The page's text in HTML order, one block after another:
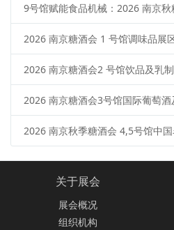
9号馆赋能食品机械：2026 南京
关于展会
展会概况
组织机构